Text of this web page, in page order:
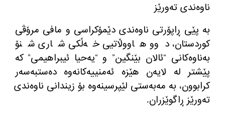
به‌ پێی ڕاپۆرتی ناوه‌ندی دێمۆكراسی و مافی مرۆڤی
كوردستان، دوو هاووڵاتیی خه‌ڵكی شاری شنۆ
به‌ناوه‌كانی “ئالان بێنگین” و “یه‌حیا ئیبراهیمی” كه‌
پێشتر له‌ لایه‌ن هێزه‌ ئه‌منییه‌كانه‌وه‌ ده‌ستبه‌سه‌ر
كرابوون، به‌ مه‌به‌ستی لێپرسینه‌وه‌ بۆ زیندانی ناوه‌ندی
ته‌ورێز ڕاگوێزران.